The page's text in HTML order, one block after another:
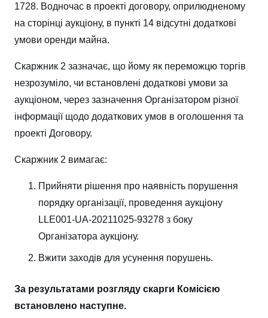
1728. Водночас в проекті договору, оприлюдненому
на сторінці аукціону, в пункті 14 відсутні додаткові
умови оренди майна.
Скаржник 2 зазначає, що йому як переможцю торгів
незрозуміло, чи встановлені додаткові умови за
аукціоном, через зазначення Організатором різної
інформації щодо додаткових умов в оголошення та
проекті Договору.
Скаржник 2 вимагає:
Прийняти рішення про наявність порушення
порядку організації, проведення аукціону
LLE001-UA-20211025-93278 з боку
Організатора аукціону.
Вжити заходів для усунення порушень.
За результатами розгляду скарги Комісією
встановлено наступне.